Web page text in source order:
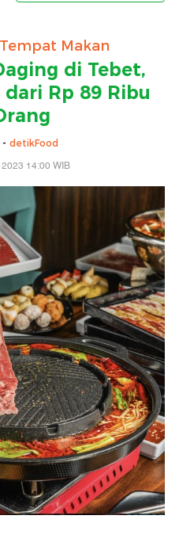
Makan
di Tebet,
Rp 89 Ribu
- detikFood
14:00 WIB